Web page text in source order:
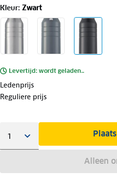
Kleur: Zwart
Levertijd: wordt geladen..
Ledenprijs
Reguliere prijs
Alleen